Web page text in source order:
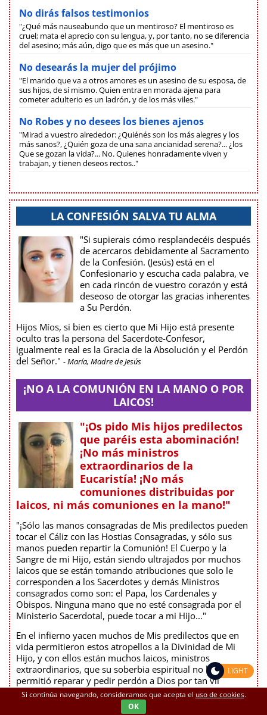
No dirás falsos testimonios
"¿Qué más nauseabundo que un mentiroso? El mentiroso es
cruel; mata el aprecio con su lengua, y, por tanto, no se diferencia
del asesino; más aún, digo que es más que un asesino."
No desearás la mujer del prójimo
"El marido que va a otros amores es un asesino de su esposa, de
sus hijos, de sí mismo. Quien entra en morada ajena para
cometer adulterio es un ladrón, y de los más viles."
No Robes y no desees los bienes ajenos
"Mirad a vuestro alrededor: ¿Quiénés son los más alegres y los
más sanos?, ¿Quién goza de una sana ancianidad serena?... ¿los
Que se gozan la vida?... No. Quienes honradamente viven y
trabajan, y tienen deseos rectos.."
LA CONFESIÓN SALVA TU ALMA
"Si supierais cómo resplandecéis después
de acercaros debidamente al Sacramento
de la Confesión. (Jesús) está en el
Confesionario y escucha cada palabra, ve
en cada rincón de vuestro corazón y está
deseoso de otorgar las gracias inherentes
a Su Perdón.
Hijos Míos, si bien es cierto que Mi Hijo está presente
oculto tras la persona del Sacerdote-Confesor,
igualmente real es la Gracia de la Absolución y el Perdón
del Señor." - María, Madre de Jesús
¡NO A LA COMUNIÓN EN LA MANO O POR
LAICOS!
"¡Os pido Mis hijos predilectos
que paréis esta abominación!
¡No más ministros
extraordinarios de la
Eucaristía! ¡No más
comuniones distribuidas por
laicos, ni más comuniones en la mano!"
"¡Sólo las manos consagradas de Mis predilectos pueden
tocar el Cáliz con las Hostias Consagradas, y sólo sus
manos pueden repartir la Comunión! El Cuerpo y la
Sangre de mi Hijo, están siendo ultrajados por muchos
laicos que se están tomando atribuciones que solo le
corresponden a los Sacerdotes y demás Ministros
consagrados como son: el Papa, los Cardenales y
Obispos. Ninguna mano que no esté consagrada por el
Ministerio Sacerdotal, puede tocar a mi Hijo..."
En el infierno yacen muchos de Mis predilectos que en
vida permitieron estos atropellos a la Divinidad de Mi
Hijo, y con ellos están muchos laicos, ministros
extraordinarios, que su soberbia espiritual no les
permitió reparar y pedir perdón a Dios por tan vil
atropello- María Rosa Mística (Lea el mensaje completo)
Si continúa navegando, consideramos que acepta el uso de cookies.
OK
LIGHT